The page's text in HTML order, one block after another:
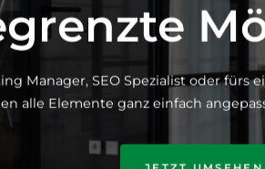
Manager, SEO Spezialist oder fürs
alle Elemente ganz einfach